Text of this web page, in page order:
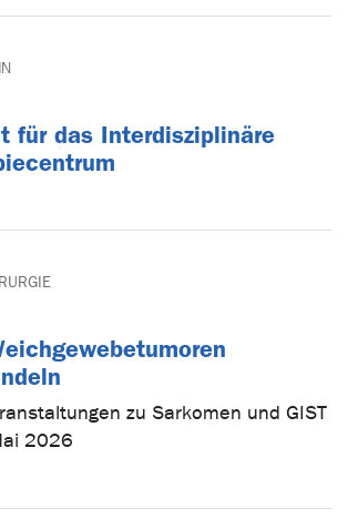
für das Interdisziplinäre
zu Sarkomen und GIST
2026